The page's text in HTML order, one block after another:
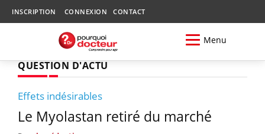
INSCRIPTION CONNEXION CONTACT
Menu
QUESTION D'ACTU
Effets indésirables
Le Myolastan retiré du marché